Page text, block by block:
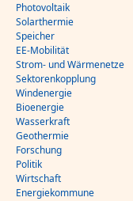
Photovoltaik
Solarthermie
Speicher
EE-Mobilität
Strom- und Wärmenetze
Sektorenkopplung
Windenergie
Bioenergie
Wasserkraft
Geothermie
Forschung
Politik
Wirtschaft
Energiekommune